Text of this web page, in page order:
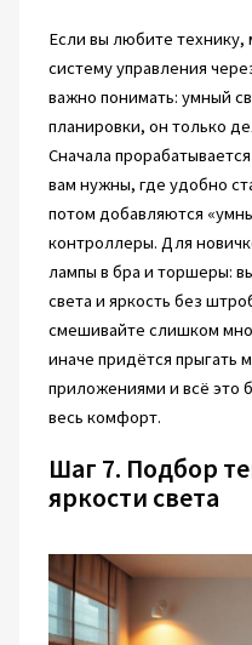
Если вы любите технику,
систему управления
важно понимать: умный
планировки, он только
Сначала
вам нужны, где удобно
потом добавляются
контроллеры. Для
лампы в бра и торшеры:
света и яркость без
смешивайте слишком
иначе придётся прыгать
приложениями и всё это
весь комфорт.
Шаг 7. Подбор
яркости света